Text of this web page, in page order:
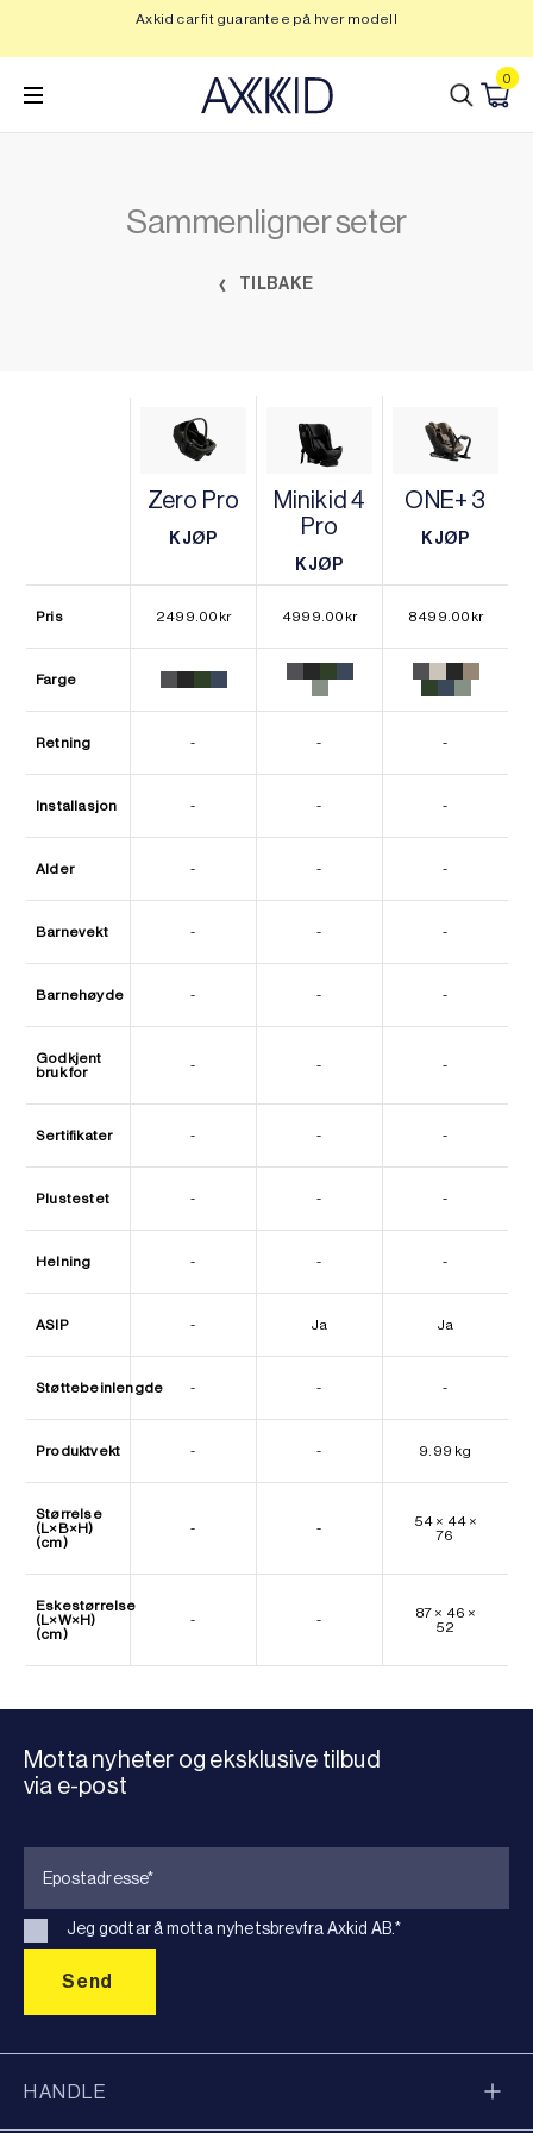
innhold
Axkid car fit guarantee på hver modell
0
Sammenligner seter
TILBAKE
Zero Pro
KJØP
Minikid 4
Pro
KJØP
KJØP
ONE+ 3
KJØP
Pris 2499.00 kr 4999.00 kr 8499.00 kr
Farge
Retning - - -
Installasjon - - -
Alder - - -
Barnevekt - - -
Barnehøyde - - -
Godkjent
bruk for
- - -
Sertifikater - - -
Plustestet - - -
Helning - - -
ASIP - Ja Ja
Støttebeinlengde - - -
Produktvekt - - 9.99 kg
Størrelse
(L×B×H)
(cm)
- -
54 × 44 ×
76
Eskestørrelse
(L×W×H)
(cm)
- -
87 × 46 ×
52
Motta nyheter og eksklusive tilbud
via e-post
Jeg godtar å motta nyhetsbrevfra Axkid AB.*
HANDLE